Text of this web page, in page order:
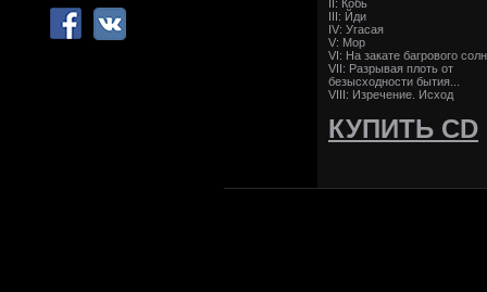
II: Кобь
III: Йди
IV: Угасая
V: Мор
VI: На закате багрового
VII: Разрывая плоть от
безысходности бытия...
VIII: Изречение. Исход
КУПИТЬ CD